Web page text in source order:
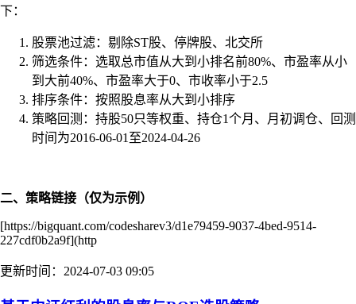
下：
股票池过滤：剔除ST股、停牌股、北交所
筛选条件：选取总市值从大到小排名前80%、市盈率从小
到大前40%、市盈率大于0、市收率小于2.5
排序条件：按照股息率从大到小排序
策略回测：持股50只等权重、持仓1个月、月初调仓、回测
时间为2016-06-01至2024-04-26
二、策略链接（仅为示例）
[https://bigquant.com/codesharev3/d1e79459-9037-4bed-9514-
227cdf0b2a9f](http
更新时间：2024-07-03 09:05